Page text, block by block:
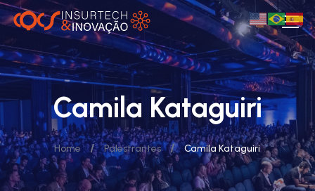
Camila Kataguiri
Home / Palestrantes / Camila Kataguiri